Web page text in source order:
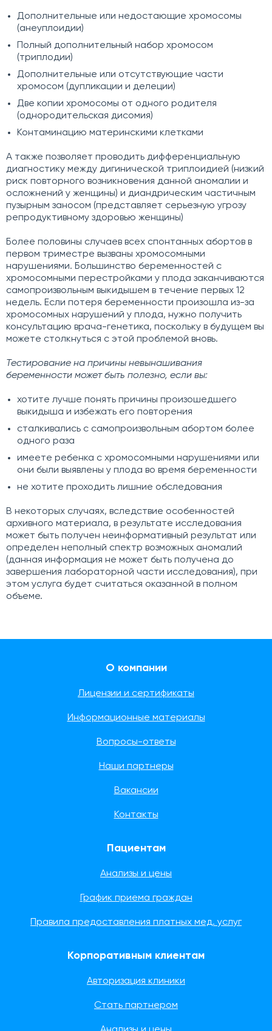
Дополнительные или недостающие хромосомы
(анеуплоидии)
Полный дополнительный набор хромосом
(триплодии)
Дополнительные или отсутствующие части
хромосом (дупликации и делеции)
Две копии хромосомы от одного родителя
(однородительская дисомия)
Контаминацию материнскими клетками
А также позволяет проводить дифференциальную
диагностику между дигинической триплоидией (низкий
риск повторного возникновения данной аномалии и
осложнений у женщины) и диандрическим частичным
пузырным заносом (представляет серьезную угрозу
репродуктивному здоровью женщины)
Более половины случаев всех спонтанных абортов в
первом триместре вызваны хромосомными
нарушениями. Большинство беременностей с
хромосомными перестройками у плода заканчиваются
самопроизвольным выкидышем в течение первых 12
недель. Если потеря беременности произошла из-за
хромосомных нарушений у плода, нужно получить
консультацию врача-генетика, поскольку в будущем вы
можете столкнуться с этой проблемой вновь.
Тестирование на причины невынашивания
беременности может быть полезно, если вы:
хотите лучше понять причины произошедшего
выкидыша и избежать его повторения
сталкивались с самопроизвольным абортом более
одного раза
имеете ребенка с хромосомными нарушениями или
они были выявлены у плода во время беременности
не хотите проходить лишние обследования
В некоторых случаях, вследствие особенностей
архивного материала, в результате исследования
может быть получен неинформативный результат или
определен неполный спектр возможных аномалий
(данная информация не может быть получена до
завершения лабораторной части исследования), при
этом услуга будет считаться оказанной в полном
объеме.
О компании
Лицензии и сертификаты
Информационные материалы
Вопросы-ответы
Наши партнеры
Вакансии
Контакты
Пациентам
Анализы и цены
График приема граждан
Правила предоставления платных мед. услуг
Корпоративным клиентам
Авторизация клиники
Стать партнером